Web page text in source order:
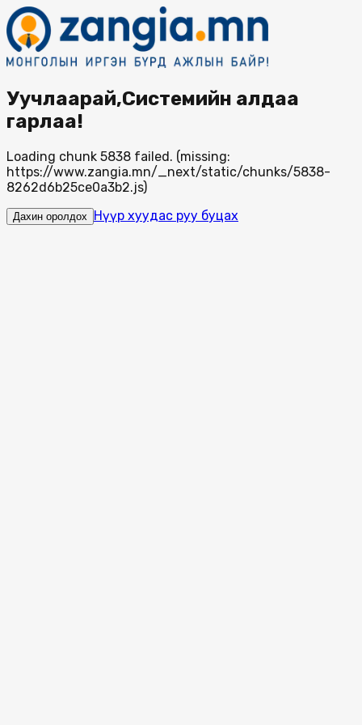
Уучлаарай,Системийн алдаа
гарлаа!
Loading chunk 5838 failed. (missing:
https://www.zangia.mn/_next/static/chunks/5838-
8262d6b25ce0a3b2.js)
Дахин оролдох Нүүр хуудас руу буцах